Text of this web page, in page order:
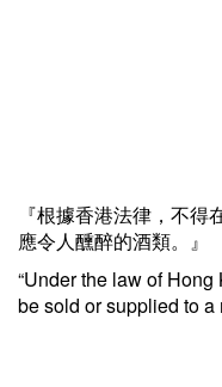
『根據香港法律，不
應令人醺醉的酒類。』
“Under the law of
be sold or supplied to a